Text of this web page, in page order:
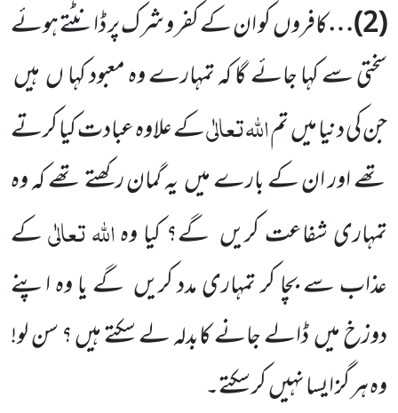
(
2
)…کافروںکو ان کے کفر و شرک پر ڈانٹتے ہوئے
سختی سے کہا جائے گا کہ تمہارے وہ معبود کہا ںہیں
جن کی دنیا میںتماللہتعالٰیکے علاوہ عبادت کیا کرتے
تھےاور ان کے بارے میںیہ گمان رکھتے تھے کہ وہ
تمہاری شفاعت کریں گے؟ کیا وہاللہتعالٰیکے
عذاب سے بچا کر تمہاری مدد کریں گے یا وہ اپنے
دوزخ میںڈالے جانے کابدلہ لے سکتے ہیں ؟ سن لو!
وہ ہر گز ایسا نہیںکر سکتے۔